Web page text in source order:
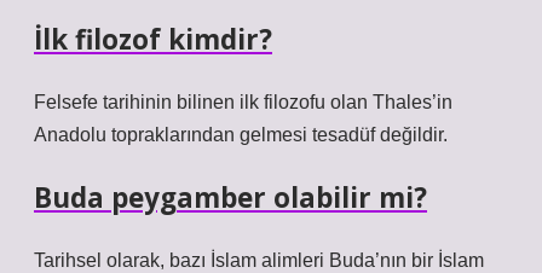
İlk filozof kimdir?
Felsefe tarihinin bilinen ilk filozofu olan Thales’in
Anadolu topraklarından gelmesi tesadüf değildir.
Buda peygamber olabilir mi?
Tarihsel olarak, bazı İslam alimleri Buda’nın bir İslam